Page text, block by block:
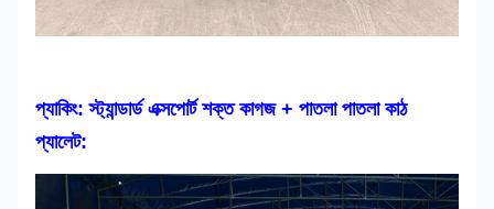
প্যাকিং: স্ট্যান্ডার্ড এক্সপোর্ট শক্ত কাগজ + পাতলা পাতলা কাঠ
প্যালেট: